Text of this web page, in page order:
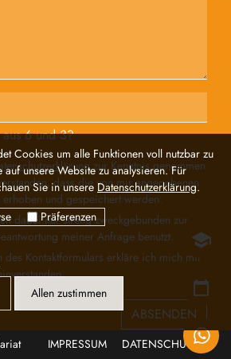
aus 6 und 3?
zur Kenntnis genommen
dass die von mir angegebenen
erhoben und gespeichert werden.
dabei nur streng zweckgebunden zur
meiner Anfrage benutzt.
des Kontaktformulars erkläre ich mich mit
ABSENDEN
IMPRESSUM DATENSCHUTZ
TERMINE
TEILEN
Cookies um alle Funktionen voll nutzbar zu
unsere Website zu analysieren. Für
Sie in unsereDatenschutzerklärung.
Präferenzen
Allen zustimmen